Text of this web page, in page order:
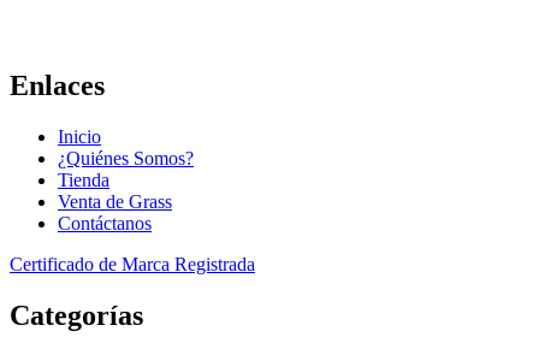
Enlaces
Inicio
¿Quiénes Somos?
Tienda
Venta de Grass
Contáctanos
Certificado de Marca Registrada
Categorías